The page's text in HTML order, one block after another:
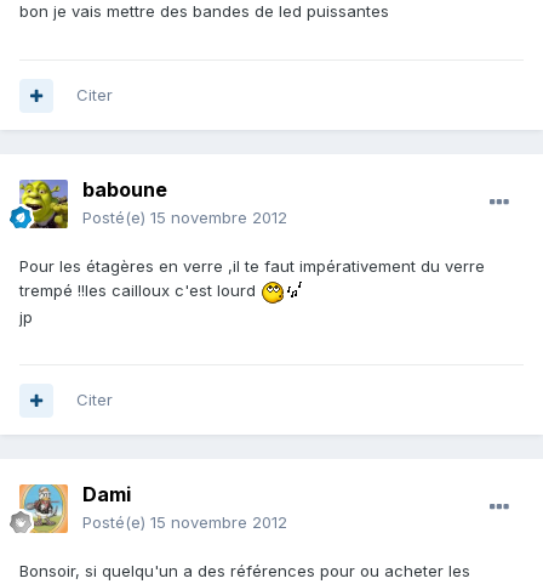
bon je vais mettre des bandes de led puissantes
Citer
baboune
Posté(e) 15 novembre 2012
Pour les étagères en verre ,il te faut impérativement du verre
trempé !!les cailloux c'est lourd
jp
Citer
Dami
Posté(e) 15 novembre 2012
Bonsoir, si quelqu'un a des références pour ou acheter les